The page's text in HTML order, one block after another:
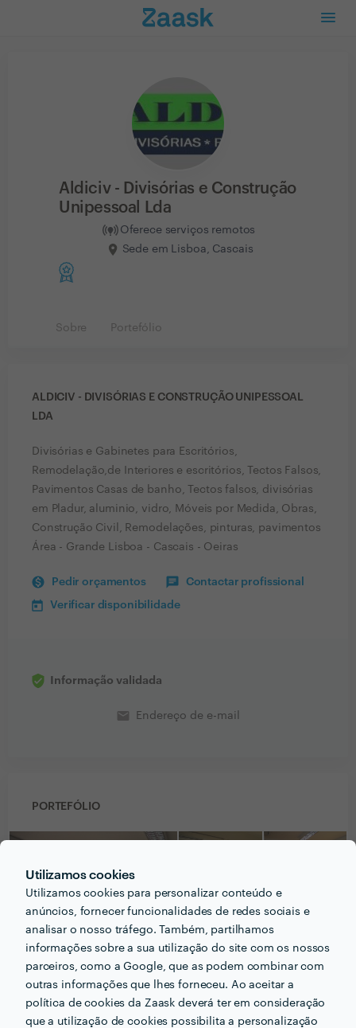
Utilizamos cookies
Utilizamos cookies para personalizar conteúdo e
anúncios, fornecer funcionalidades de redes sociais e
analisar o nosso tráfego. Também, partilhamos
informações sobre a sua utilização do site com os nossos
parceiros, como a Google, que as podem combinar com
outras informações que lhes forneceu. Ao aceitar a
política de cookies da Zaask deverá ter em consideração
que a utilização de cookies possibilita a personalização
Aldiciv - Divisórias e Construção
Unipessoal Lda
Oferece serviços remotos
Sede em Lisboa, Cascais
Sobre Portefólio
ALDICIV - DIVISÓRIAS E CONSTRUÇÃO UNIPESSOAL
LDA
Divisórias e Gabinetes para Escritórios,
Remodelação,de Interiores e escritórios, Tectos Falsos,
Pavimentos Casas de banho, Tectos falsos, divisórias
em Pladur, aluminio, vidro, Móveis por Medida, Obras,
Construção Civil, Remodelações, pinturas, pavimentos
Área - Grande Lisboa - Cascais - Oeiras
Pedir orçamentos Contactar profissional
Verificar disponibilidade
Informação validada
email Endereço de e-mail
PORTEFÓLIO